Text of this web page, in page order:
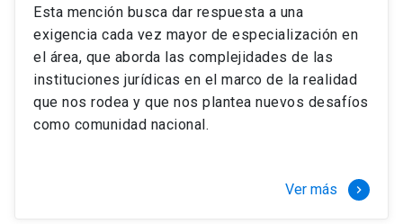
Esta mención busca dar respuesta a una
exigencia cada vez mayor de especialización en
el área, que aborda las complejidades de las
instituciones jurídicas en el marco de la realidad
que nos rodea y que nos plantea nuevos desafíos
como comunidad nacional.
Ver más keyboard_arrow_right